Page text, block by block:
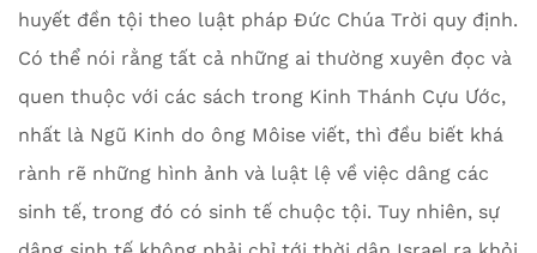
huyết đền tội theo luật pháp Đức Chúa Trời quy định.
Có thể nói rằng tất cả những ai thường xuyên đọc và
quen thuộc với các sách trong Kinh Thánh Cựu Ước,
nhất là Ngũ Kinh do ông Môise viết, thì đều biết khá
rành rẽ những hình ảnh và luật lệ về việc dâng các
sinh tế, trong đó có sinh tế chuộc tội. Tuy nhiên, sự